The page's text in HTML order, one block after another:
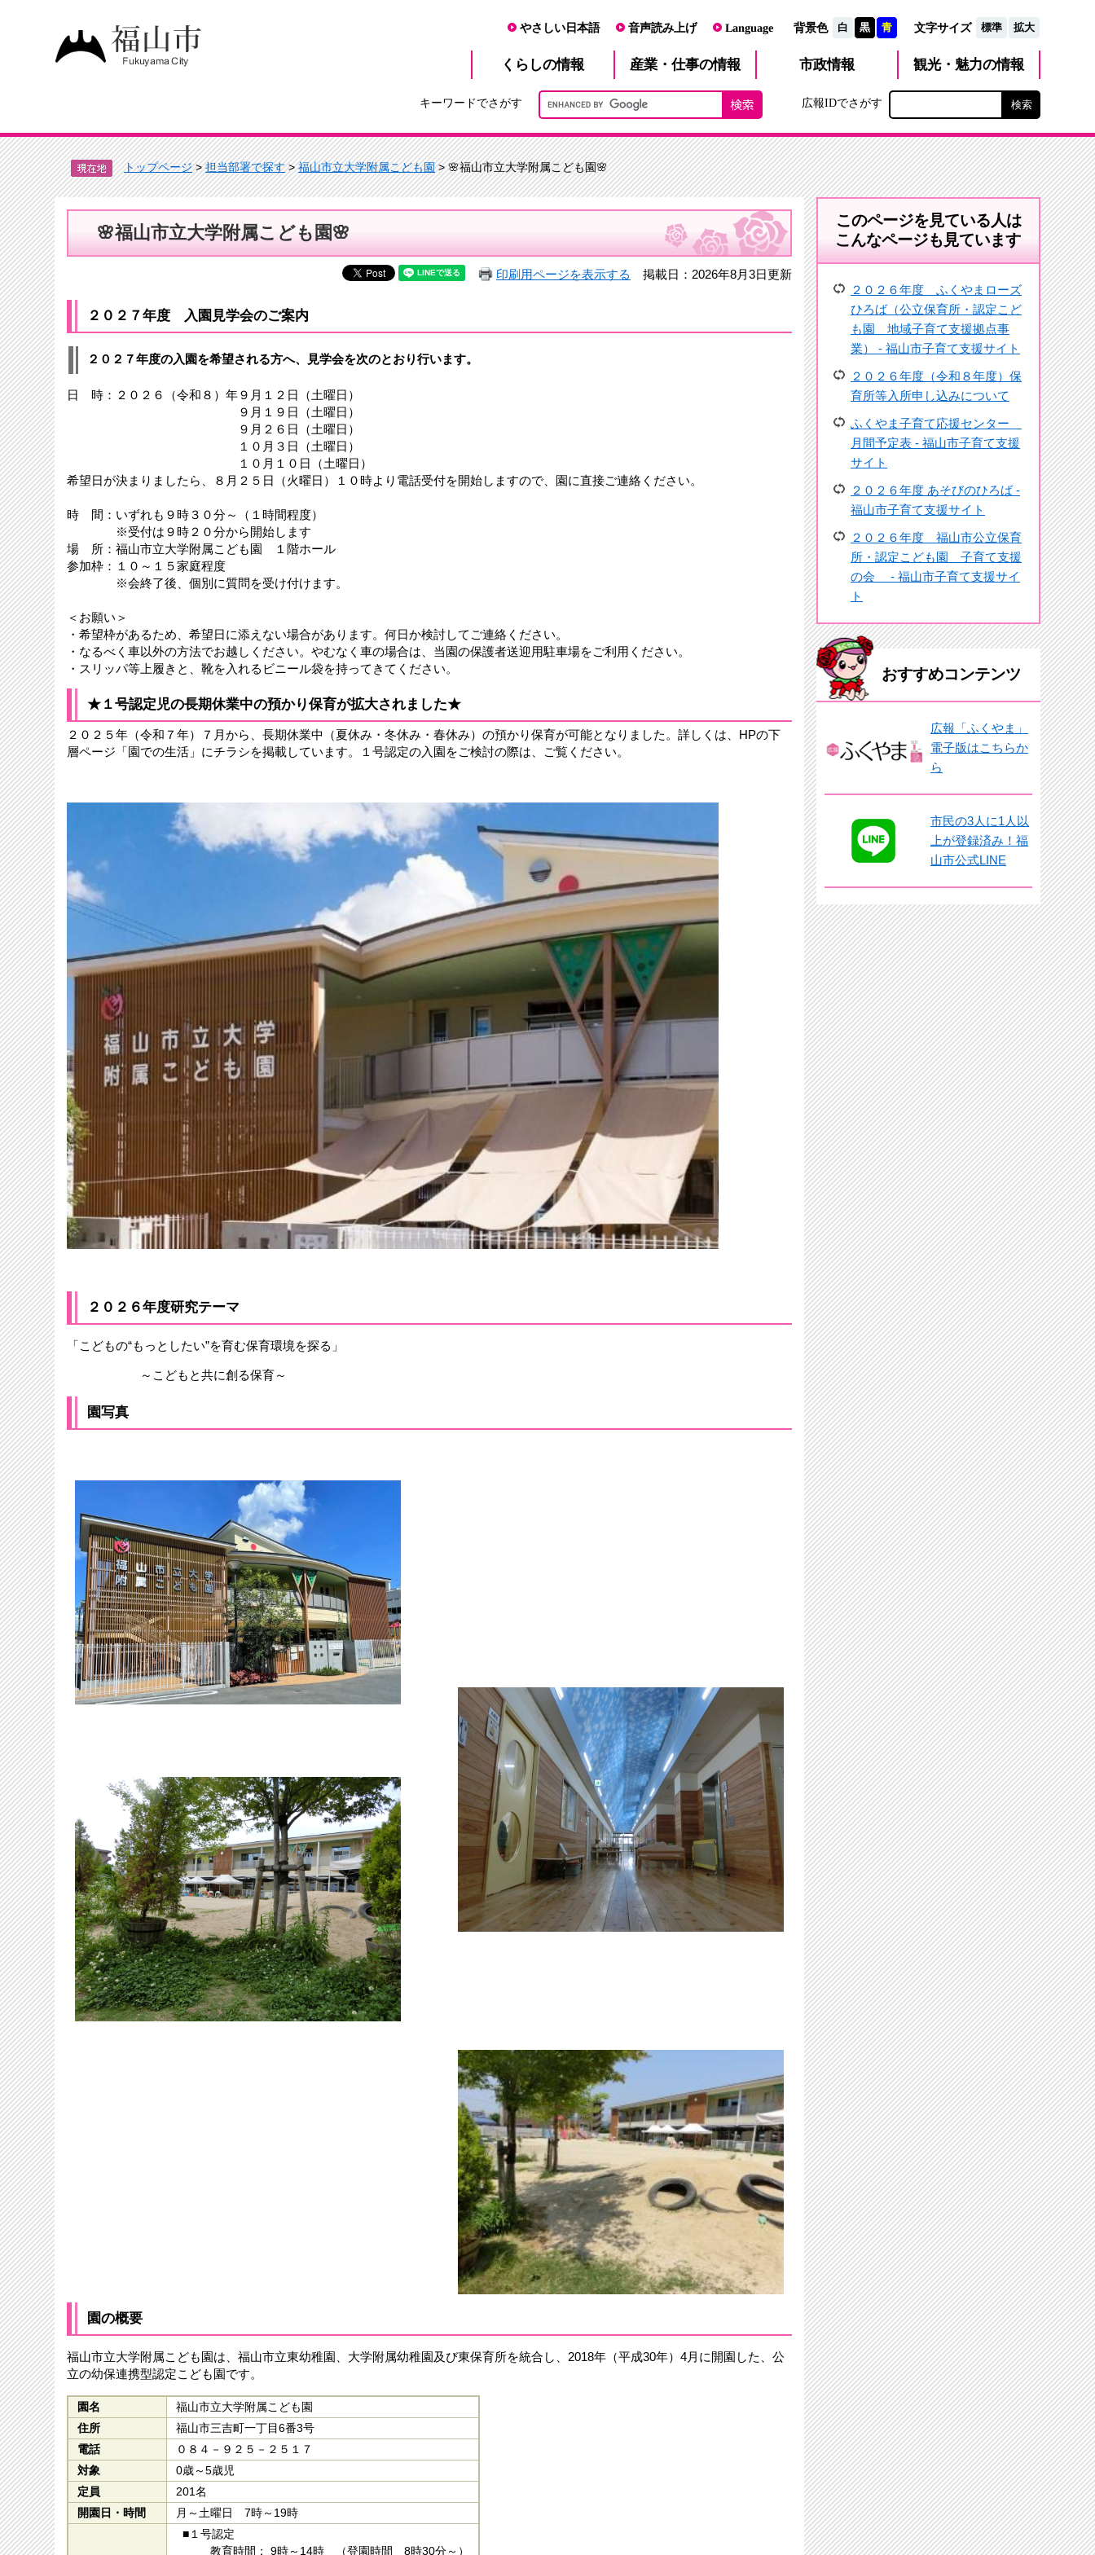
やさしい日本語 音声読み上げ Language 背景色 白 黒 青 文字サイズ 標準 拡大
くらしの情報 産業・仕事の情報 市政情報 観光・魅力の情報
キーワードでさがす 広報IDでさがす
トップページ>担当部署で探す>福山市立大学附属こども園> 🌸福山市立大学附属こども園🌸
🌸福山市立大学附属こども園🌸
印刷用ページを表示する 掲載日：2026年8月3日更新
２０２７年度 入園見学会のご案内
２０２７年度の入園を希望される方へ、見学会を次のとおり行います。
日 時：２０２６（令和８）年９月１２日（土曜日）
９月１９日（土曜日）
９月２６日（土曜日）
１０月３日（土曜日）
１０月１０日（土曜日）
希望日が決まりましたら、８月２５日（火曜日）１０時より電話受付を開始しますので、園に直接ご連絡ください。
時 間：いずれも９時３０分～（１時間程度）
※受付は９時２０分から開始します
場 所：福山市立大学附属こども園 １階ホール
参加枠：１０～１５家庭程度
※会終了後、個別に質問を受け付けます。
＜お願い＞
・希望枠があるため、希望日に添えない場合があります。何日か検討してご連絡ください。
・なるべく車以外の方法でお越しください。やむなく車の場合は、当園の保護者送迎用駐車場をご利用ください。
・スリッパ等上履きと、靴を入れるビニール袋を持ってきてください。
★１号認定児の長期休業中の預かり保育が拡大されました★
２０２５年（令和７年）７月から、長期休業中（夏休み・冬休み・春休み）の預かり保育が可能となりました。詳しくは、HPの下
層ページ「園での生活」にチラシを掲載しています。１号認定の入園をご検討の際は、ご覧ください。
２０２６年度研究テーマ
「こどもの“もっとしたい”を育む保育環境を探る」
～こどもと共に創る保育～
園写真
園の概要
福山市立大学附属こども園は、福山市立東幼稚園、大学附属幼稚園及び東保育所を統合し、2018年（平成30年）4月に開園した、公
立の幼保連携型認定こども園です。
園名
福山市立大学附属こども園
住所
福山市三吉町一丁目6番3号
電話
０８４－９２５－２５１７
対象
0歳～5歳児
定員
201名
開園日・時間
月～土曜日 7時～19時
■１号認定
教育時間： 9時～14時 （登園時間 8時30分～）
このページを見ている人は
こんなページも見ています
２０２６年度 ふくやまローズ
ひろば（公立保育所・認定こど
も園 地域子育て支援拠点事
業） - 福山市子育て支援サイト
２０２６年度（令和８年度）保
育所等入所申し込みについて
ふくやま子育て応援センター
月間予定表 - 福山市子育て支援
サイト
２０２６年度 あそびのひろば -
福山市子育て支援サイト
２０２６年度 福山市公立保育
所・認定こども園 子育て支援
の会 - 福山市子育て支援サイ
ト
おすすめコンテンツ
広報「ふくやま」
電子版はこちらか
ら
市民の3人に1人以
上が登録済み！福
山市公式LINE